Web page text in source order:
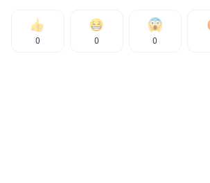
0 0 0